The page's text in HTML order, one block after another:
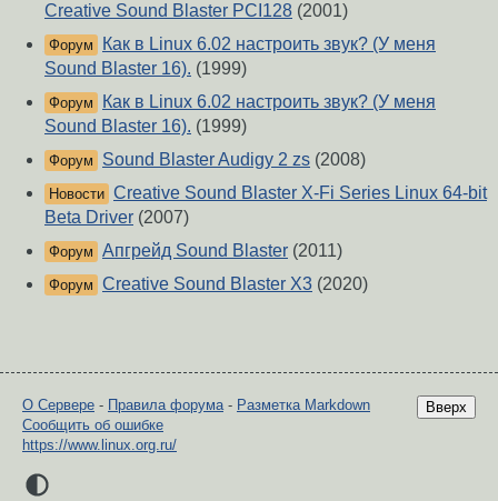
Creative Sound Blaster PCI128 (2001)
Форум
Как в Linux 6.02 настроить звук? (У меня
Sound Blaster 16). (1999)
Форум
Как в Linux 6.02 настроить звук? (У меня
Sound Blaster 16). (1999)
Форум Sound Blaster Audigy 2 zs (2008)
Новости Creative Sound Blaster X-Fi Series Linux 64-bit
Beta Driver (2007)
Форум Апгрейд Sound Blaster (2011)
Форум Creative Sound Blaster X3 (2020)
Вверх
О Сервере - Правила форума- Разметка Markdown
Сообщить об ошибке
https://www.linux.org.ru/